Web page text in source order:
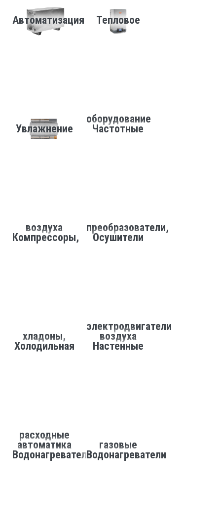
Автоматизация Тепловое
оборудование
Увлажнение
воздуха
Частотные
преобразователи,
электродвигатели
Компрессоры,
хладоны,
расходные
Осушители
воздуха
Холодильная
автоматика
Настенные
газовые
ВодонагревателиВодонагреватели